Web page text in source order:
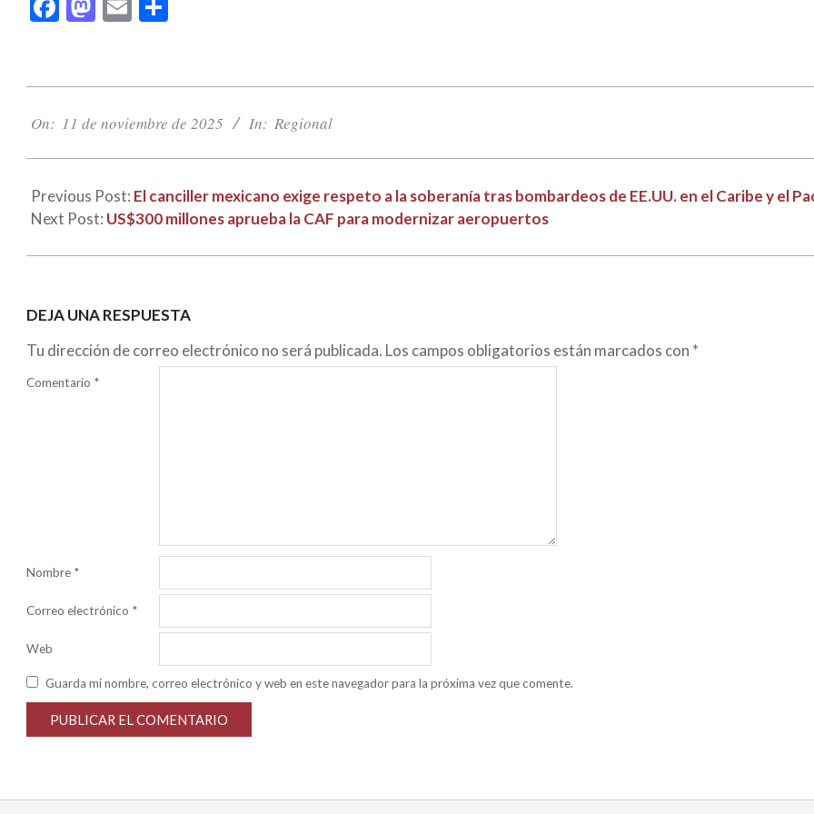
11-
On: 11 de noviembre de 2025 In: Regional
Previous Post: El canciller mexicano exige respeto a la soberanía tras bombardeos de EE.UU. en el Caribe y el
Next Post: US$300 millones aprueba la CAF para modernizar aeropuertos
DEJA UNA RESPUESTA
Tu dirección de correo electrónico no será publicada. Los campos obligatorios están marcados con *
Comentario *
Nombre *
Correo electrónico *
Web
Guarda mi nombre, correo electrónico y web en este navegador para la próxima vez que comente.